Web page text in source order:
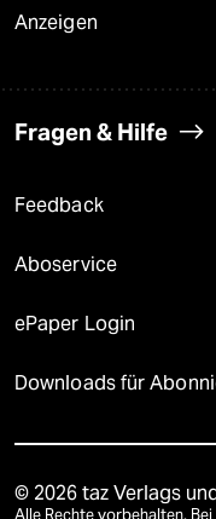
Anzeigen
Fragen & Hilfe
Feedback
Aboservice
ePaper Login
Downloads für
© 2026 taz Verlags
Alle Rechte vorbehalten.